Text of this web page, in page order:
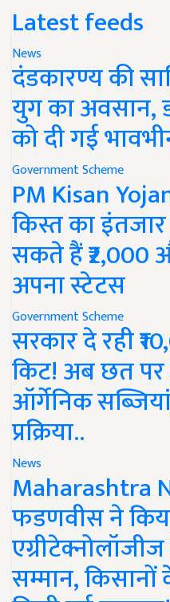
Latest feeds
News
दंडकारण्य की
युग का अवसान,
को दी गई
Government Scheme
PM Kisan
किस्त का
सकते हैं
अपना स्टेटस
Government Scheme
सरकार दे रही
किट! अब छत पर
ऑर्गेनिक
प्रक्रिया..
News
Maharashtra
फडणवीस ने
सम्मान,